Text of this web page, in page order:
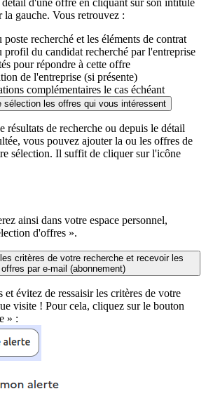
la gauche. Vous retrouvez :
poste recherché et les éléments de contrat
profil du candidat recherché par l'entreprise
pour répondre à cette offre
de l'entreprise (si présente)
complémentaires le cas échéant
sélection les offres qui vous intéressent
résultats de recherche ou depuis le détail
vous pouvez ajouter la ou les offres de
sélection. Il suffit de cliquer sur l'icône
ainsi dans votre espace personnel,
d'offres ».
critères de votre recherche et recevoir les
offres par e-mail (abonnement)
et évitez de ressaisir les critères de votre
visite ! Pour cela, cliquez sur le bouton
» :